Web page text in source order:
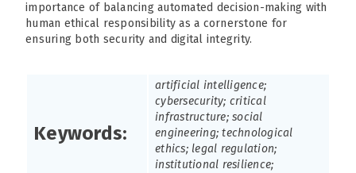
importance of balancing automated decision-making with
human ethical responsibility as a cornerstone for
ensuring both security and digital integrity.
Keywords:
artificial intelligence;
cybersecurity; critical
infrastructure; social
engineering; technological
ethics; legal regulation;
institutional resilience;